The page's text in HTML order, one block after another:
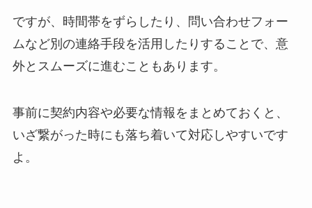
ですが、時間帯をずらしたり、問い合わせフォー
ムなど別の連絡手段を活用したりすることで、意
外とスムーズに進むこともあります。
事前に契約内容や必要な情報をまとめておくと、
いざ繋がった時にも落ち着いて対応しやすいです
よ。